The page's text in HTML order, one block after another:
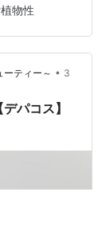
☆ ☆notes☆
混入防止管
分解物、食
酸等)、凝固
、甘味料(ス
植物性
ティー～ • 3
パコス】